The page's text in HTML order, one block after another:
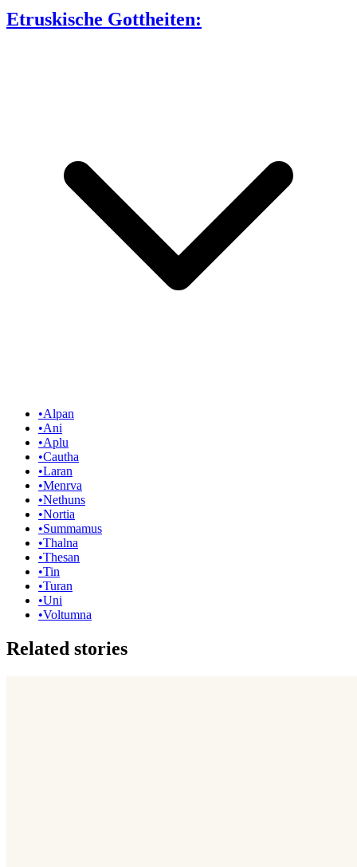
Etruskische Gottheiten:
•Alpan
•Ani
•Aplu
•Cautha
•Laran
•Menrva
•Nethuns
•Nortia
•Summamus
•Thalna
•Thesan
•Tin
•Turan
•Uni
•Voltumna
Related stories